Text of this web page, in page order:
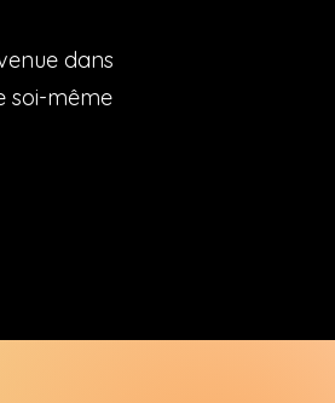
dans
soi-même